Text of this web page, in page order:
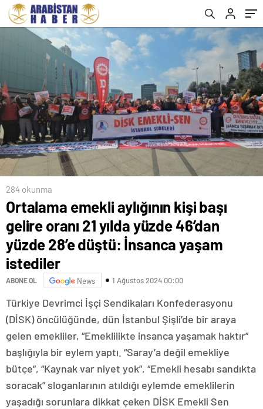
İnsanca yaşam istediler
284 okunma
Ortalama emekli aylığının kişi başı
gelire oranı 21 yılda yüzde 46’dan
yüzde 28’e düştü: İnsanca yaşam
istediler
ABONE OL News 1 Ağustos 2024 00:00
Türkiye Devrimci İşçi Sendikaları Konfederasyonu
(DİSK) öncülüğünde, dün İstanbul Şişli’de bir araya
gelen emekliler, “Emeklilikte insanca yaşamak haktır”
başlığıyla bir eylem yaptı. “Saray’a değil emekliye
bütçe”, “Kaynak var niyet yok”, “Emekli hesabı sandıkta
soracak” sloganlarının atıldığı eylemde emeklilerin
yaşadığı sorunlara dikkat çeken DİSK Emekli Sen